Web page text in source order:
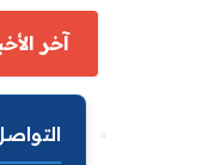
آخر
وزارة العدل الاقدم